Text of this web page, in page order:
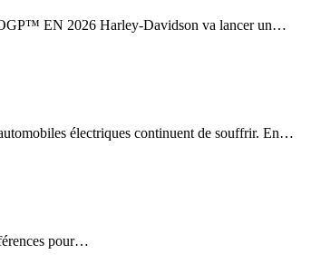
EN 2026 Harley-Davidson va lancer un…
électriques continuent de souffrir. En…
pour…